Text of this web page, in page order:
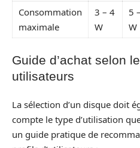
Consommation
maximale
3 – 4
W
5
W
Guide d’achat selon
utilisateurs
La sélection d’un disque doit
compte le type d’utilisation
un guide pratique de